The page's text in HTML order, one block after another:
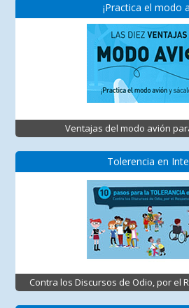
¡Practica el modo
Ventajas del modo avión
Tolerencia en
Contra los Discursos de Odio, por el